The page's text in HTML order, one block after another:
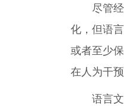
尽管
化，但语
或者至少
在人为干
语言